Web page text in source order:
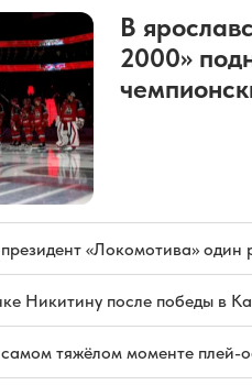
В
2000»
«Локомотива» один
Никитину после победы в
тяжёлом моменте плей-